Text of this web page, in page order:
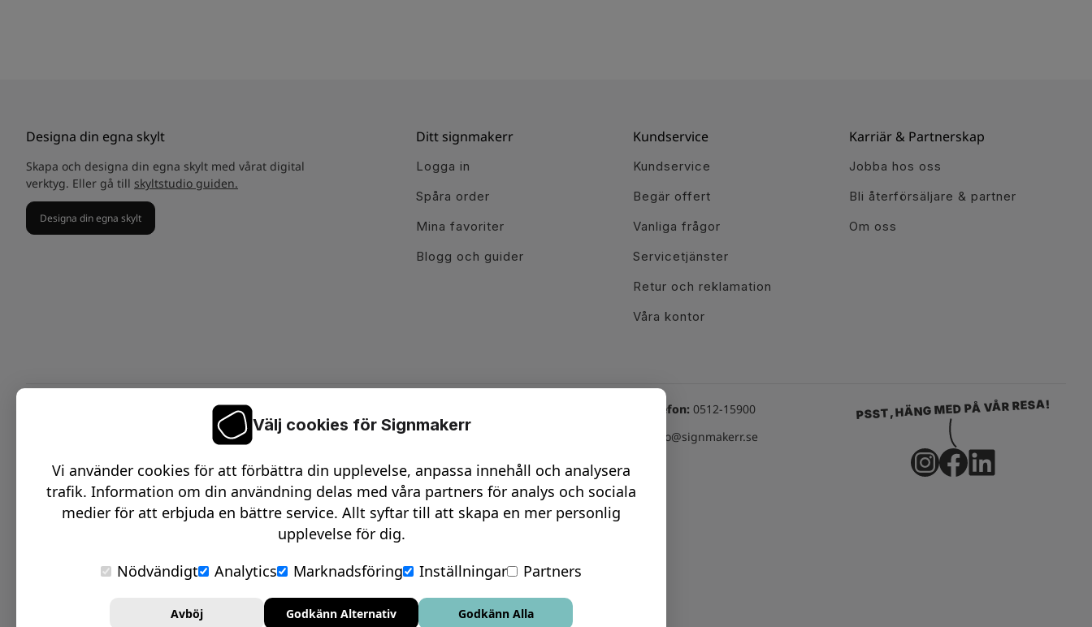
Designa din egna skylt
Skapa och designa din egna skylt med vårat digital
verktyg. Eller gå till skyltstudio guiden.
Designa din egna skylt
Ditt signmakerr
Logga in
Spåra order
Mina favoriter
Blogg och guider
Kundservice
Kundservice
Begär offert
Vanliga frågor
Servicetjänster
Retur och reklamation
Våra kontor
Karriär & Partnerskap
Jobba hos oss
Bli återförsäljare & partner
Om oss
Online tjänster
Online möte -
Design
Online möte -
Trollhättan
Uddevalla
Växel telefon: 0512-15900
info@signmakerr.se
PSST, HÄNG MED PÅ VÅR RESA!
Välj cookies för Signmakerr
Vi använder cookies för att förbättra din upplevelse, anpassa innehåll och analysera
trafik. Information om din användning delas med våra partners för analys och sociala
medier för att erbjuda en bättre service. Allt syftar till att skapa en mer personlig
upplevelse för dig.
Nödvändigt
Analytics Marknadsföring Inställningar Partners
Avböj Godkänn Alternativ Godkänn Alla